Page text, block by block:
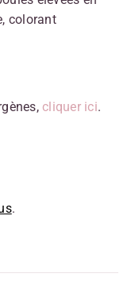
colorant
cliquer ici.
.